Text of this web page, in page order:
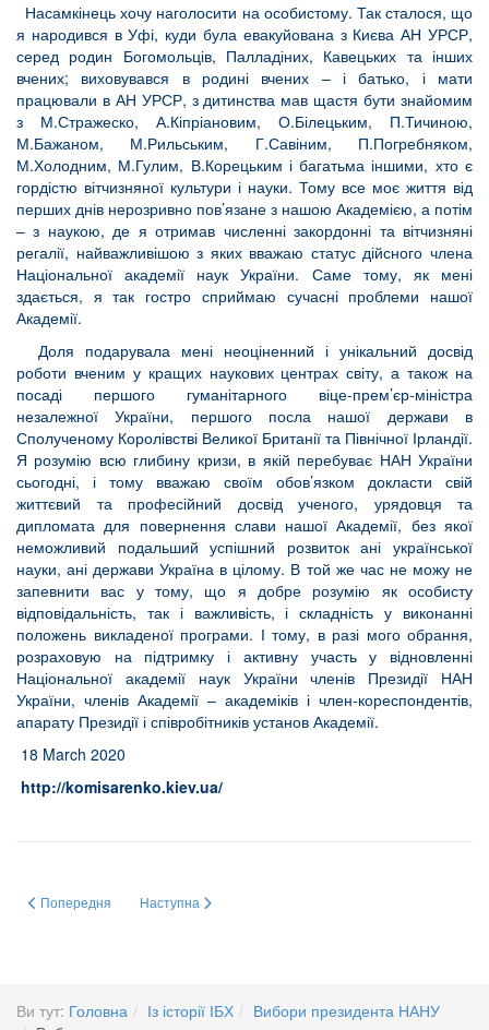
Насамкінець хочу наголосити на особистому. Так сталося, що
я народився в Уфі, куди була евакуйована з Києва АН УРСР,
серед родин Богомольців, Палладіних, Кавецьких та інших
вчених; виховувався в родині вчених – і батько, і мати
працювали в АН УРСР, з дитинства мав щастя бути знайомим
з М.Стражеско, А.Кіпріановим, О.Білецьким, П.Тичиною,
М.Бажаном, М.Рильським, Г.Савіним, П.Погребняком,
М.Холодним, М.Гулим, В.Корецьким і багатьма іншими, хто є
гордістю вітчизняної культури і науки. Тому все моє життя від
перших днів нерозривно пов’язане з нашою Академією, а потім
– з наукою, де я отримав численні закордонні та вітчизняні
регалії, найважливішою з яких вважаю статус дійсного члена
Національної академії наук України. Саме тому, як мені
здається, я так гостро сприймаю сучасні проблеми нашої
Академії.
Доля подарувала мені неоціненний і унікальний досвід
роботи вченим у кращих наукових центрах світу, а також на
посаді першого гуманітарного віце-прем’єр-міністра
незалежної України, першого посла нашої держави в
Сполученому Королівстві Великої Британії та Північної Ірландії.
Я розумію всю глибину кризи, в якій перебуває НАН України
сьогодні, і тому вважаю своїм обов’язком докласти свій
життєвий та професійний досвід ученого, урядовця та
дипломата для повернення слави нашої Академії, без якої
неможливий подальший успішний розвиток ані української
науки, ані держави Україна в цілому. В той же час не можу не
запевнити вас у тому, що я добре розумію як особисту
відповідальність, так і важливість, і складність у виконанні
положень викладеної програми. І тому, в разі мого обрання,
розраховую на підтримку і активну участь у відновленні
Національної академії наук України членів Президії НАН
України, членів Академії – академіків і член-кореспондентів,
апарату Президії і співробітників установ Академії.
18 March 2020
http://komisarenko.kiev.ua/
Попередня стаття: С. В. Комісаренко про ЕТИКУ В НАУЦІ
Попередня Наступна стаття: Моя Антарктика - Комісаренко Сергій
Наступна
Ви тут: Головна Із історії ІБХ
Вибори президента НАНУ